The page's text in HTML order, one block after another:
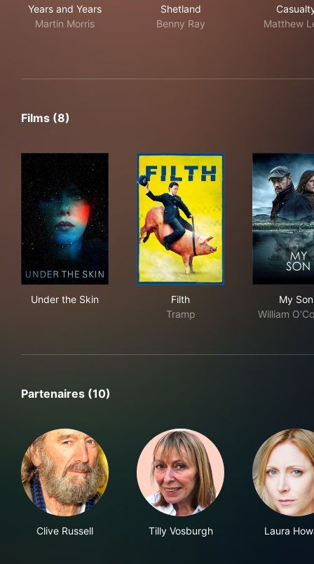
Years and Years
Martin Morris
Shetland
Benny Ray
Matthew
Films (8)
Under the Skin
Filth
Tramp
My Son
William
Partenaires (10)
Clive Russell Tilly Vosburgh Laura